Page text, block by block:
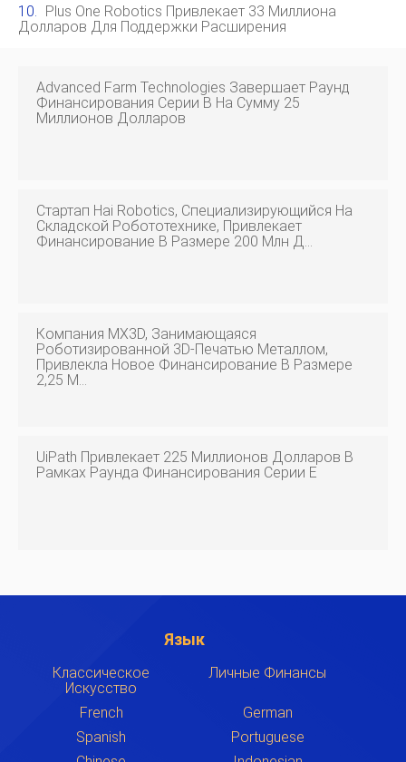
Plus One Robotics Привлекает 33 Миллиона
Долларов Для Поддержки Расширения
Advanced Farm Technologies Завершает Раунд
Финансирования Серии B На Сумму 25
Миллионов Долларов
Стартап Hai Robotics, Специализирующийся На
Складской Робототехнике, Привлекает
Финансирование В Размере 200 Млн Д…
Компания MX3D, Занимающаяся
Роботизированной 3D-Печатью Металлом,
Привлекла Новое Финансирование В Размере
2,25 М…
UiPath Привлекает 225 Миллионов Долларов В
Рамках Раунда Финансирования Серии E
Язык
Классическое
Искусство
Личные Финансы
French
German
Spanish
Portuguese